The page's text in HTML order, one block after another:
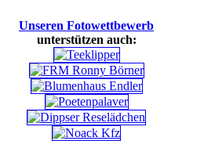
Unseren Fotowettbewerb
unterstützen auch: